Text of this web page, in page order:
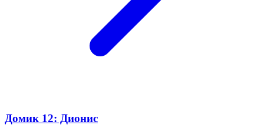
Домик 12: Дионис